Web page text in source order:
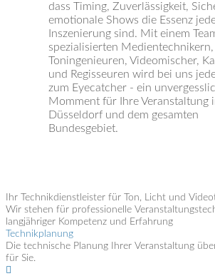
dass Timing, Zuverlässigkeit,
emotionale Shows die Essenz
Inszenierung sind. Mit einem
spezialisierten Medientechnikern,
Toningenieuren, Videomischer,
und Regisseuren wird bei uns
zum Eyecatcher - ein
Momment für Ihre Veranstaltung
Düsseldorf und dem gesamten
Bundesgebiet.
Ihr Technikdienstleister für Ton, Licht und
Wir stehen für professionelle
langjähriger Kompetenz und Erfahrung
Technikplanung
Die technische Planung Ihrer Veranstaltung
für Sie.